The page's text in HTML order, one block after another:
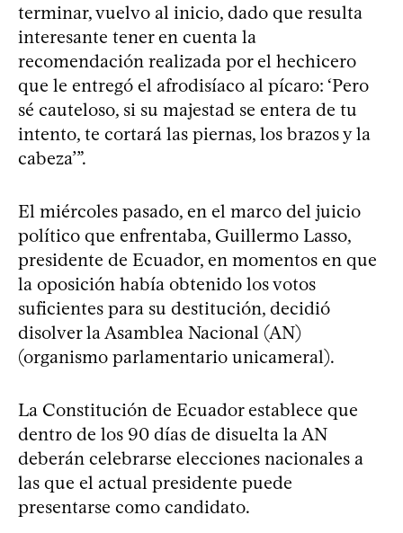
terminar, vuelvo al inicio, dado que resulta
interesante tener en cuenta la
recomendación realizada por el hechicero
que le entregó el afrodisíaco al pícaro: ‘Pero
sé cauteloso, si su majestad se entera de tu
intento, te cortará las piernas, los brazos y la
cabeza’”.
El miércoles pasado, en el marco del juicio
político que enfrentaba, Guillermo Lasso,
presidente de Ecuador, en momentos en que
la oposición había obtenido los votos
suficientes para su destitución, decidió
disolver la Asamblea Nacional (AN)
(organismo parlamentario unicameral).
La Constitución de Ecuador establece que
dentro de los 90 días de disuelta la AN
deberán celebrarse elecciones nacionales a
las que el actual presidente puede
presentarse como candidato.